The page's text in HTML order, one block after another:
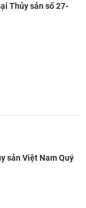
Thủy sản số 27-
sản Việt Nam Quý